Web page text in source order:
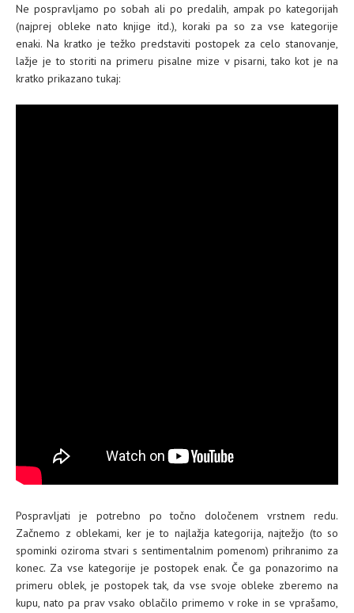
Ne pospravljamo po sobah ali po predalih, ampak po kategorijah
(najprej obleke nato knjige itd.), koraki pa so za vse kategorije
enaki. Na kratko je težko predstaviti postopek za celo stanovanje,
lažje je to storiti na primeru pisalne mize v pisarni, tako kot je na
kratko prikazano tukaj:
Pospravljati je potrebno po točno določenem vrstnem redu.
Začnemo z oblekami, ker je to najlažja kategorija, najtežjo (to so
spominki oziroma stvari s sentimentalnim pomenom) prihranimo za
konec. Za vse kategorije je postopek enak. Če ga ponazorimo na
primeru oblek, je postopek tak, da vse svoje obleke zberemo na
kupu, nato pa prav vsako oblačilo primemo v roke in se vprašamo,